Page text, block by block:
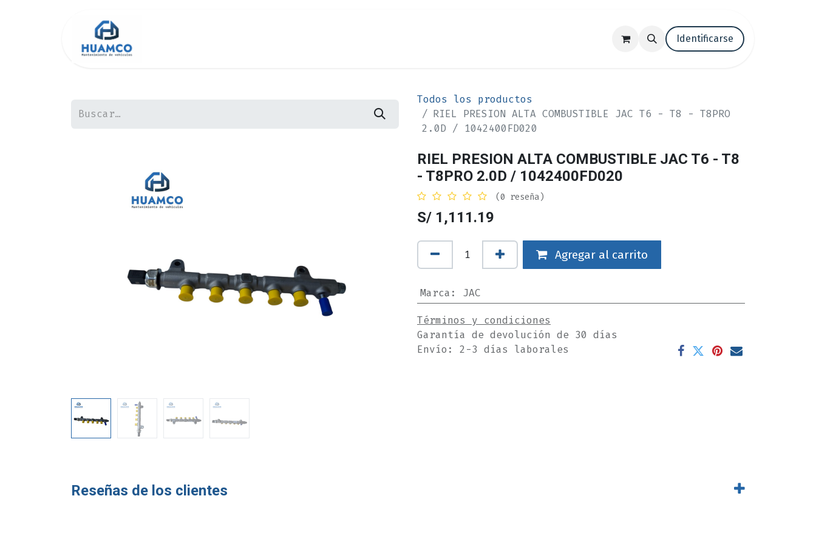
Trabaja con nosotros Blog
Identificarse
Todos los productos
RIEL PRESION ALTA COMBUSTIBLE JAC T6 - T8 - T8PRO
2.0D / 1042400FD020
RIEL PRESION ALTA COMBUSTIBLE JAC T6 - T8
- T8PRO 2.0D / 1042400FD020
(0 reseña)
S/ 1,111.19
Agregar al carrito
Marca : JAC
Términos y condiciones
Garantía de devolución de 30 días
Envío: 2-3 días laborales
Reseñas de los clientes